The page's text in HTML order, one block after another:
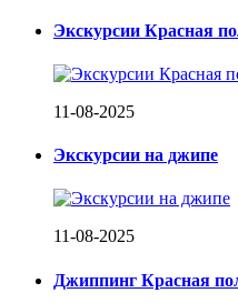
Экскурсии Красная
11-08-2025
Экскурсии на джипе
11-08-2025
Джиппинг Красная